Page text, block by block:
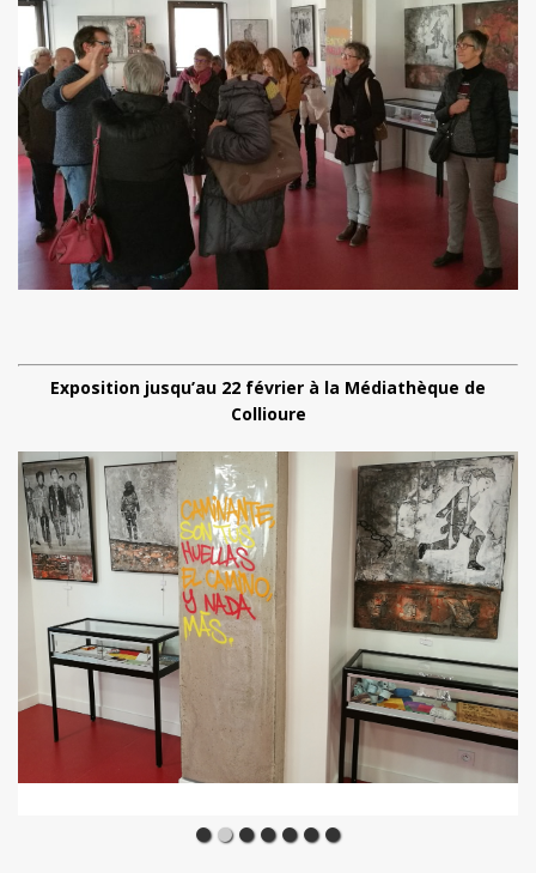
Exposition jusqu’au 22 février à la Médiathèque de
Collioure